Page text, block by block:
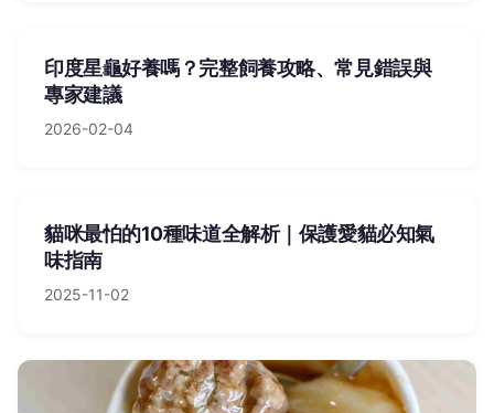
印度星龜好養嗎？完整飼養攻略、常見錯誤與
專家建議
2026-02-04
貓咪最怕的10種味道全解析｜保護愛貓必知氣
味指南
2025-11-02